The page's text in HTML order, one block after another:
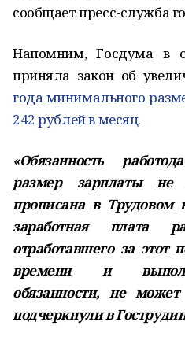
сообщает пресс-служба
Напомним, Госдума в
приняла закон об
года минимального
242 рублей в месяц.
«Обязанность
размер зарплаты
прописана в Трудовом
заработная плата
отработавшего за этот
времени и
обязанности, не
подчеркнули в